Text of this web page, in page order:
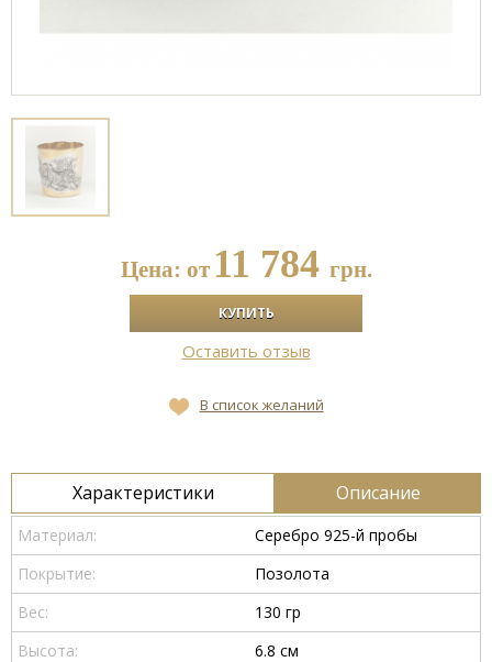
Цена: от 11 784 грн.
Оставить отзыв
В список желаний
Характеристики Описание
Материал:
Серебро 925-й пробы
Покрытие:
Позолота
Вес:
130 гр
Высота:
6.8 см